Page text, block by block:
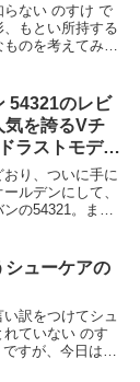
ない のすけ で
もとい所持する
のを考えてみよ
な気もしますの
54321のレビ
気を誇るVチ
ラストモデ
り、ついに手に
ルデンにして、
の54321。まだ
（オールデ
シューケアの
訳をつけてシュ
ていない のす
すが、今日は初